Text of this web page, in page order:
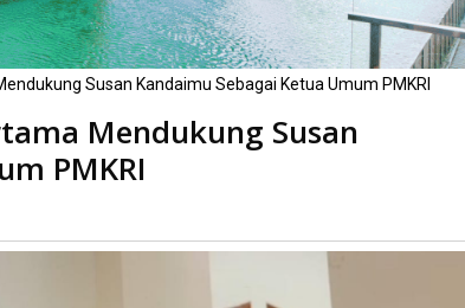
Susan Kandaimu Sebagai Ketua Umum PMKRI
Mendukung Susan
PMKRI